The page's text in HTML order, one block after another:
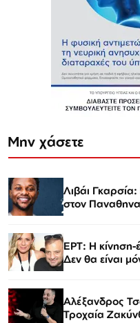
Μην χάσετε
Λιβάι
στον
ΕΡΤ: Η κίνηση-
Δεν θα είναι
Αλέξανδρος
Τροχαία